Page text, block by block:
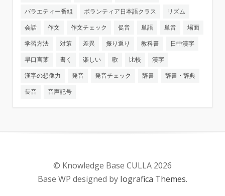
バラエティー番組
ボランティア日本語クラス
リズム
会話
作文 作文チェック 促音 単語 単音
場面
学習方法
対策 差異 振り返り 教科書
日中漢字
早口言葉
書く 楽しい 歌 比較
漢字
漢字の想像力
発音 発音チェック 辞書
辞書・辞典
長音
音声記号
© Knowledge Base CULLA 2026
Base WP designed by Iografica Themes.